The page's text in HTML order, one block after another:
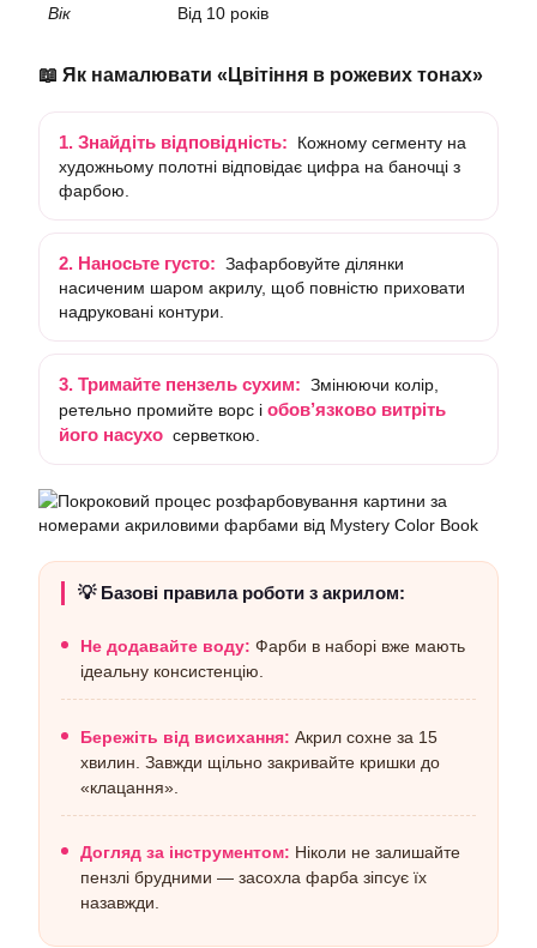
Вік Від 10 років
📖 Як намалювати «Цвітіння в рожевих тонах»
1. Знайдіть відповідність:
Кожному сегменту на
художньому полотні відповідає цифра на баночці з
фарбою.
2. Наносьте густо: Зафарбовуйте ділянки
насиченим шаром акрилу, щоб повністю приховати
надруковані контури.
3. Тримайте пензель сухим: Змінюючи колір,
ретельно промийте ворс і обов’язково витріть
його насухо серветкою.
💡 Базові правила роботи з акрилом:
Не додавайте воду: Фарби в наборі вже мають
ідеальну консистенцію.
Бережіть від висихання: Акрил сохне за 15
хвилин. Завжди щільно закривайте кришки до
«клацання».
Догляд за інструментом: Ніколи не залишайте
пензлі брудними — засохла фарба зіпсує їх
назавжди.